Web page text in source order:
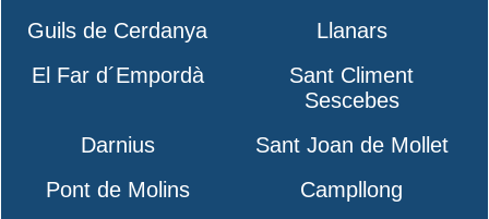
Guils de Cerdanya
Llanars
El Far d´Empordà
Sant Climent
Sescebes
Darnius
Sant Joan de Mollet
Pont de Molins
Campllong